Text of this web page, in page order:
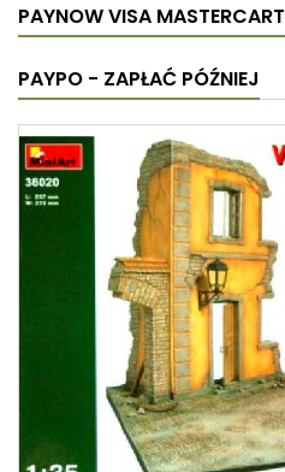
PAYNOW VISA MASTERCART
PAYPO - ZAPŁAĆ PÓŹNIEJ